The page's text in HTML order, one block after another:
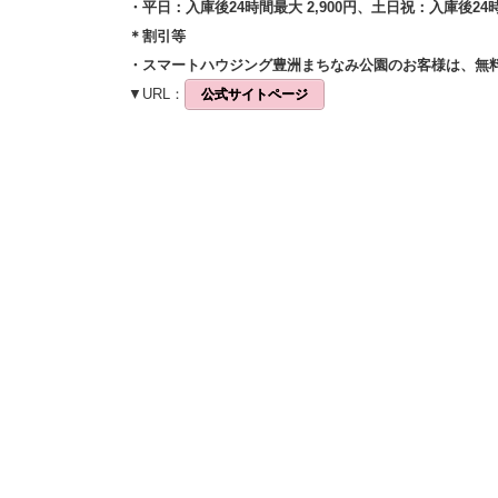
・平日：入庫後24時間最大 2,900円、土日祝：入庫後24
＊割引等
・スマートハウジング豊洲まちなみ公園のお客様は、無
▼URL：
公式サイトページ